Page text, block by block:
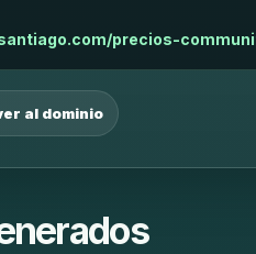
precios-
al dominio